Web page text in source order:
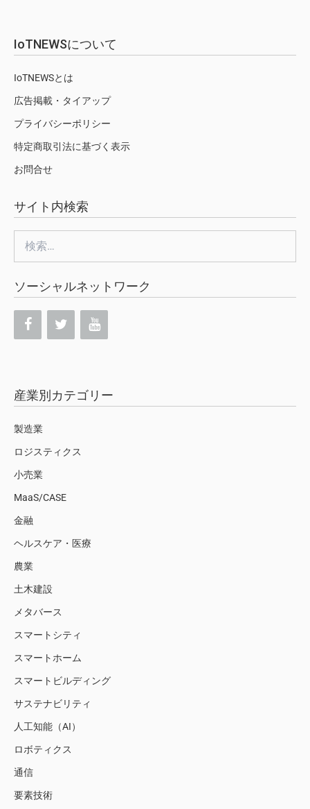
IoTNEWSについて
IoTNEWSとは
広告掲載・タイアップ
プライバシーポリシー
特定商取引法に基づく表示
お問合せ
サイト内検索
索:
ソーシャルネットワーク
産業別カテゴリー
製造業
ロジスティクス
小売業
MaaS/CASE
金融
ヘルスケア・医療
農業
土木建設
メタバース
スマートシティ
スマートホーム
スマートビルディング
サステナビリティ
人工知能（AI）
ロボティクス
通信
要素技術